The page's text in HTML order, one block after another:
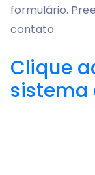
formulário.
contato.
Clique
sistema